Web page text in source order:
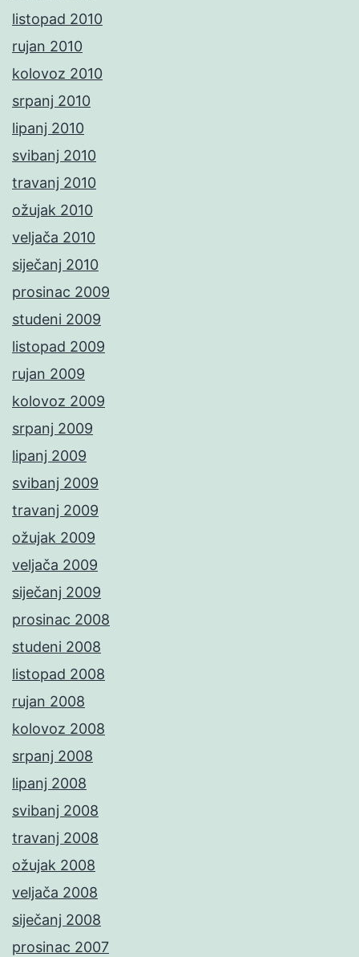
listopad 2010
rujan 2010
kolovoz 2010
srpanj 2010
lipanj 2010
svibanj 2010
travanj 2010
ožujak 2010
veljača 2010
siječanj 2010
prosinac 2009
studeni 2009
listopad 2009
rujan 2009
kolovoz 2009
srpanj 2009
lipanj 2009
svibanj 2009
travanj 2009
ožujak 2009
veljača 2009
siječanj 2009
prosinac 2008
studeni 2008
listopad 2008
rujan 2008
kolovoz 2008
srpanj 2008
lipanj 2008
svibanj 2008
travanj 2008
ožujak 2008
veljača 2008
siječanj 2008
prosinac 2007